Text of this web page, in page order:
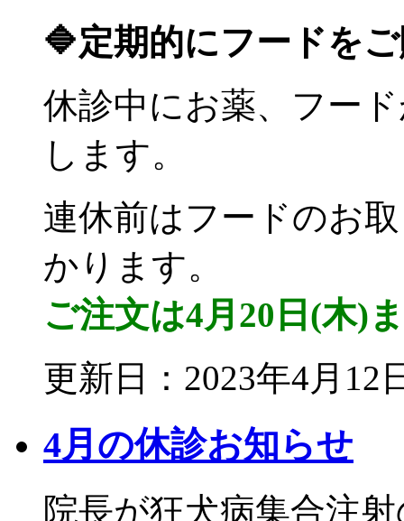
🔷定期的にフードを
休診中にお薬、フー
します。
連休前はフードのお
かります。
ご注文は4月20日(木)
更新日：2023年4月12
4月の休診お知らせ
院長が狂犬病集合注